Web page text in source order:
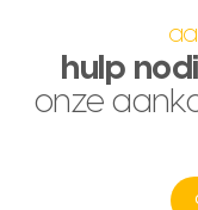
hulp
onze